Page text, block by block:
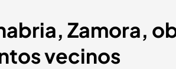
Zamora,
vecinos